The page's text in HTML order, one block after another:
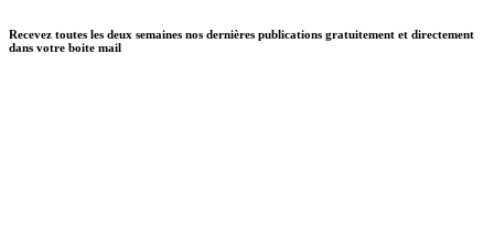
Recevez toutes les deux semaines nos dernières publications gratuitement et directement
dans votre boite mail